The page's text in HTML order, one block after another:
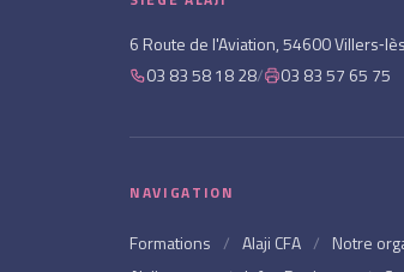
6 Route de l'Aviation, 54600
03 83 58 18 28/ 03 83 57 65 75
NAVIGATION
Formations / Alaji CFA / Notre